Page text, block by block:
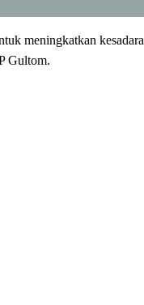
meningkatkan
Gultom.